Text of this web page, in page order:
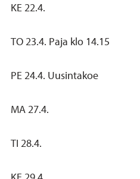
KE 22.4.
TO 23.4. Paja klo 14.15
PE 24.4. Uusintakoe
MA 27.4.
TI 28.4.